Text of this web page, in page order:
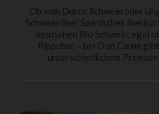
Ob vom Duroc Schwein oder
Schwein über Spanisches Iberico
deutschen Bio Schwein, egal
Rippchen – bei Don Carne
unterschiedlichem